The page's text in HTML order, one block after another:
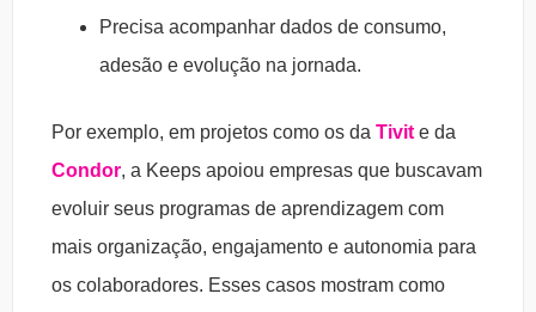
Precisa acompanhar dados de consumo,
adesão e evolução na jornada.
Por exemplo, em projetos como os da Tivit e da
Condor, a Keeps apoiou empresas que buscavam
evoluir seus programas de aprendizagem com
mais organização, engajamento e autonomia para
os colaboradores. Esses casos mostram como